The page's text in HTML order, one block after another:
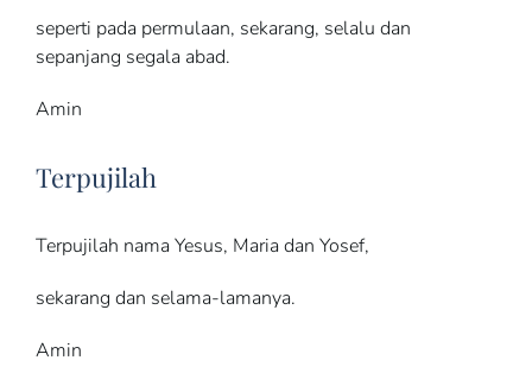
seperti pada permulaan, sekarang, selalu dan
sepanjang segala abad.
Amin
Terpujilah
Terpujilah nama Yesus, Maria dan Yosef,
sekarang dan selama-lamanya.
Amin